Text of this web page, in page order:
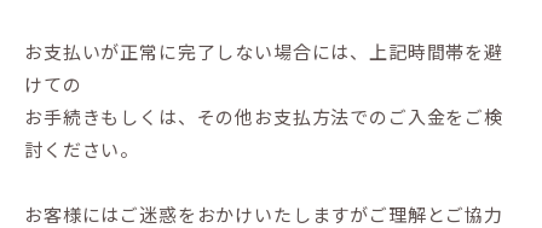
お支払いが正常に完了しない場合には、上記時間帯を避
けての
お手続きもしくは、その他お支払方法でのご入金をご検
討ください。
お客様にはご迷惑をおかけいたしますがご理解とご協力